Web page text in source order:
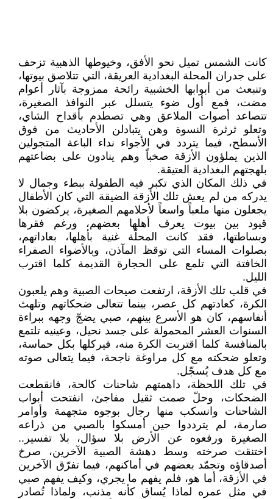
كانت الشمس تميل نحو الأفق، وخيوطها الذهبية تزحف
على جدران المحلة البغدادية العريقة، التي تتلاصق بيوتها،
وتنبعث من أبوابها الخشبية رائحة ممزوجة بآثار أعوام
مضت، فمع أول ضوء يتسلل عبر النوافذ الصغيرة،
تتصاعد أصوات الملاعق وهي تصطدم بأقداح الشاي،
وتعلو ثرثرة النسوة وهن يتبادلن الأحاديث من فوق
الأسطح، فيما يتردد في الأجواء نداء الباعة المتجولين
الذين يملؤون الأزقة صخباً وهم ينادون على بضاعتهم
بلهجتهم البغدادية العتيقة.
في ذلك المكان الذي تكبر فيه الطفولة ببطء وجمال لا
يدركه من لم يعش تلك الأزقة الضيقة التي كان الأطفال
يجعلون منها ملعباً واسعاً لأحلامهم الصغيرة، يركضون بلا
قيود بين بيوت يعرف أهلها بعضهم، ورغم فقرها
وبساطتها، فقد كانت المحلّة غنية بأهلها، بعاداتهم،
بصلوات المساء التي توقظ المآذن، وبالأضواء الصفراء
الخافتة التي تلمع على الحجارة القديمة كلما اقترب
الليل.
في قلب تلك الأزقة، ارتفعت صيحات الصبية وهم يلعبون
الكرة، كعادتهم كل عصر، بينما تتعالى ضحكاتهم وتلهث
أنفاسهم، كان هو الأسرع بينهم، صبي يضجّ وجهه ببراءة
السنوات العشر المحمولة على جسد نحيل، وعينيه تلتمع
بالمنافسة كلما اقتربت الكرة منه، فيركلها بكل حماسة،
وتعلو ضحكته مع كل مراوغة ناجحة، فيما يتعالى صوته
مع كل هدف يُسجّل.
في تلك اللحظة، داهمتهم شاحنات كالحة، فانقطعت
الضحكات، وحلّ صمت ثقيل مفاجئ، انفتحت أبواب
الشاحنات وانسكب منها رجال بوجوه متجهمة وأوامر
صارمة، لم يترددوا حين أمسكوا بالصبي من ذراعه
الصغيرة ورفعوه عن الأرض بلا سؤال، بلا تفسير..
اختنقت صرخته وسط دهشة الصبية الآخرين، صرخ
أصدقاؤه وتجمّد بعضهم في أماكنهم، فيما تفرّق الآخرين
في الأزقة، أما هو، فلم يفهم ما يجري، وكيف يفهم صبي
في مثل عمره لماذا يُساق كأنه مذنب، ولماذا تُصادر